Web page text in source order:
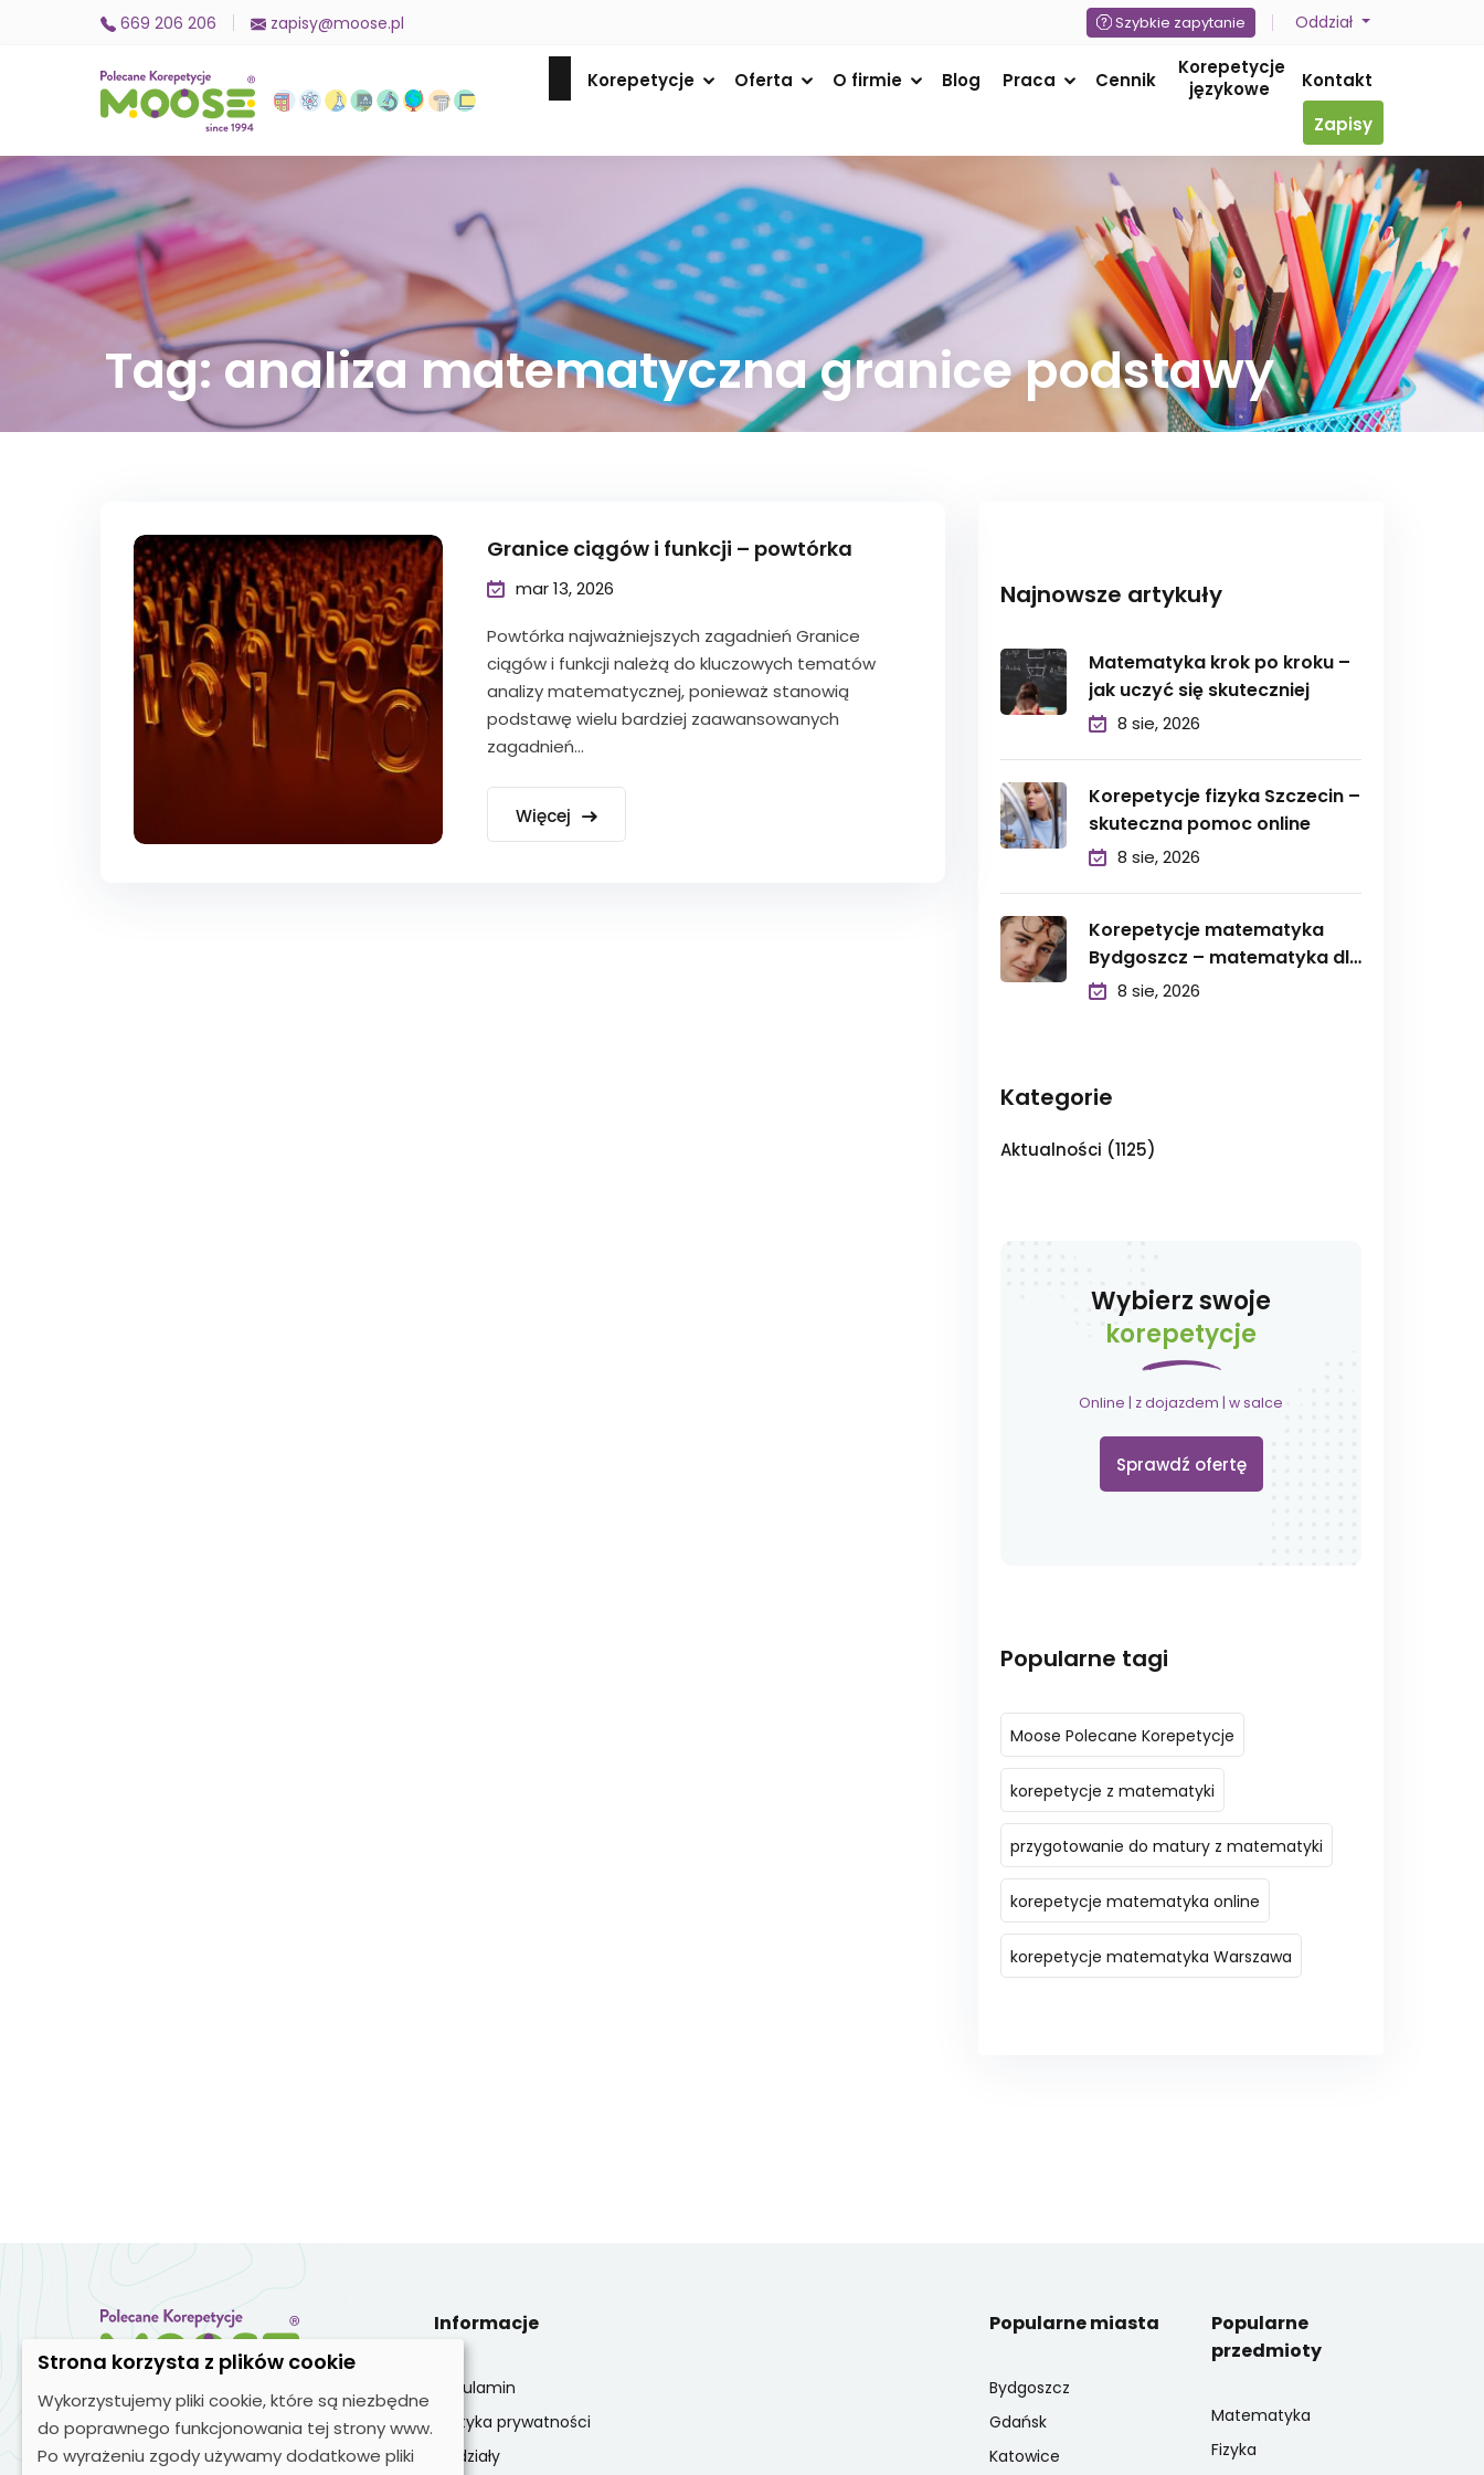
669 206 206 zapisy@moose.pl Szybkie zapytanie Oddział
Korepetycje Oferta O firmie Blog Praca Cennik
Korepetycje
językowe
Kontakt
Zapisy
Tag: analiza matematyczna granice podstawy
Granice ciągów i funkcji – powtórka
mar 13, 2026
Powtórka najważniejszych zagadnień Granice
ciągów i funkcji należą do kluczowych tematów
analizy matematycznej, ponieważ stanowią
podstawę wielu bardziej zaawansowanych
zagadnień...
Więcej
Najnowsze artykuły
Matematyka krok po kroku –
jak uczyć się skuteczniej
8 sie, 2026
Korepetycje fizyka Szczecin –
skuteczna pomoc online
8 sie, 2026
Korepetycje matematyka
Bydgoszcz – matematyka dla
licealistów
8 sie, 2026
Kategorie
Aktualności (1125)
Wybierz swoje
korepetycje
Online | z dojazdem | w salce
Sprawdź ofertę
Popularne tagi
Moose Polecane Korepetycje
korepetycje z matematyki
przygotowanie do matury z matematyki
korepetycje matematyka online
korepetycje matematyka Warszawa
Zobacz nas na:
Informacje
Regulamin
Polityka prywatności
Oddziały
Popularne miasta
Bydgoszcz
Gdańsk
Katowice
Popularne
przedmioty
Matematyka
Fizyka
Strona korzysta z plików cookie
Wykorzystujemy pliki cookie, które są niezbędne
do poprawnego funkcjonowania tej strony www.
Po wyrażeniu zgody używamy dodatkowe pliki